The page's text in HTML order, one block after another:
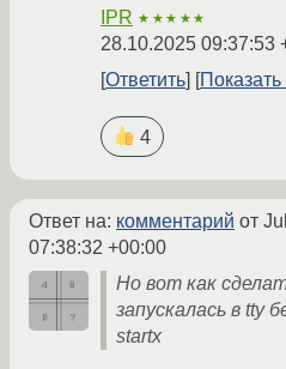
IPR ★★★★★
28.10.2025 09:37:53
Ответить
Показать
4
Ответ на: комментарий от
07:38:32 +00:00
Но вот как
запускалась в tty
startx